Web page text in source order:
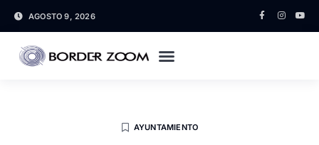
AGOSTO 9, 2026
AYUNTAMIENTO